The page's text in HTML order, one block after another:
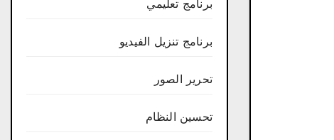
برنامج تعليمي
برنامج تنزيل الفيديو
تحرير الصور
تحسين النظام